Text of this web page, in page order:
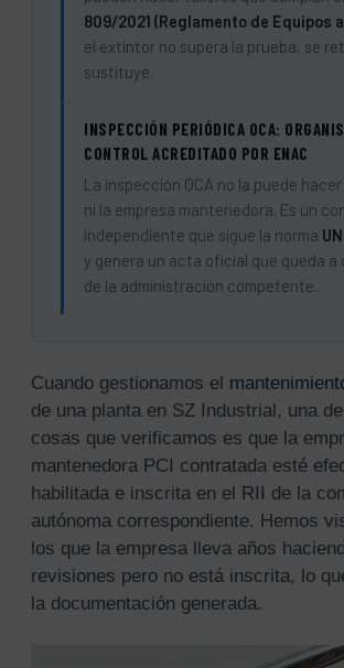
809/2021 (Reglamento de Equipos
el extintor no supera la prueba, se
sustituye.
INSPECCIÓN PERIÓDICA OCA:
CONTROL ACREDITADO POR ENAC
La inspección OCA no la puede
ni la empresa mantenedora. Es un
independiente que sigue la norma
y genera un acta oficial que queda a
de la administración competente.
Cuando gestionamos el
de una planta en SZ Industrial, una
cosas que verificamos es que la
mantenedora PCI contratada esté
habilitada e inscrita en el RII de la
autónoma correspondiente. Hemos
los que la empresa lleva años
revisiones pero no está inscrita, lo
la documentación generada.